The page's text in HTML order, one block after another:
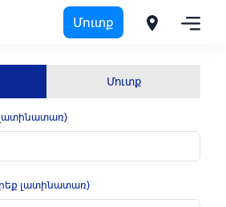
Մուտք
Մուտք
լատինատառ)
լատինատառ)